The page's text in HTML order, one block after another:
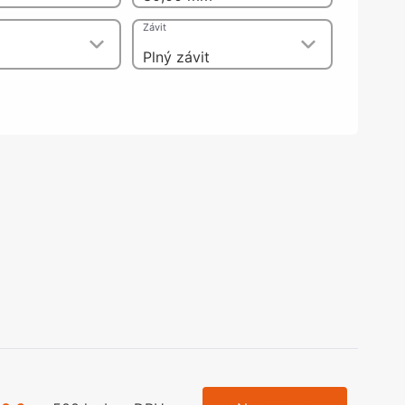
nohy, Nábytkové nohy a
nastavení
kování
Plný závit
Závit